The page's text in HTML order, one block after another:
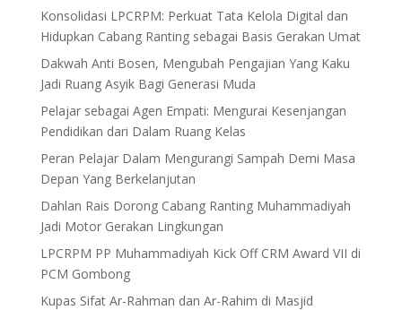
Konsolidasi LPCRPM: Perkuat Tata Kelola Digital dan
Hidupkan Cabang Ranting sebagai Basis Gerakan Umat
Dakwah Anti Bosen, Mengubah Pengajian Yang Kaku
Jadi Ruang Asyik Bagi Generasi Muda
Pelajar sebagai Agen Empati: Mengurai Kesenjangan
Pendidikan dari Dalam Ruang Kelas
Peran Pelajar Dalam Mengurangi Sampah Demi Masa
Depan Yang Berkelanjutan
Dahlan Rais Dorong Cabang Ranting Muhammadiyah
Jadi Motor Gerakan Lingkungan
LPCRPM PP Muhammadiyah Kick Off CRM Award VII di
PCM Gombong
Kupas Sifat Ar-Rahman dan Ar-Rahim di Masjid